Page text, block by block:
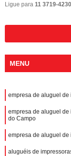
Ligue para 11 3719-4230
MENU
empresa de aluguel
empresa de aluguel
do Campo
empresa de aluguel
aluguéis de